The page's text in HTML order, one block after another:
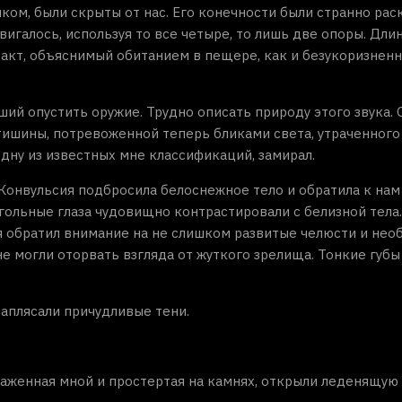
были скрыты от нас. Его конечности были странно
используя то все четыре, то лишь две опоры.
объяснимый обитанием в пещере, как и
опустить оружие. Трудно описать природу этого звука.
потревоженной теперь бликами света, утраченного
из известных мне классификаций, замирал.
подбросила белоснежное тело и обратила к
глаза чудовищно контрастировали с белизной
внимание на не слишком развитые челюсти и
оторвать взгляда от жуткого зрелища. Тонкие губы
причудливые тени.
мной и простертая на камнях, открыли